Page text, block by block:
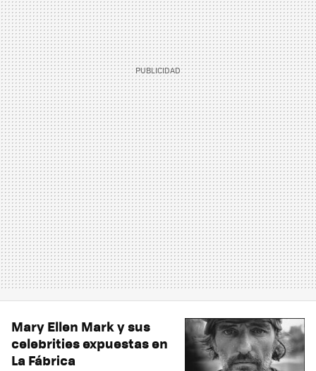
Mary Ellen Mark y sus
celebrities expuestas en
La Fábrica